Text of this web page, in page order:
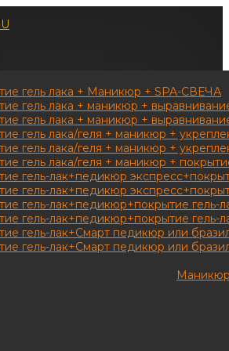
гель лака + Маникюр + SPA-СВЕЧА
гель лака + маникюр +
гель лака + маникюр +
гель лака/геля + маникюр +
гель лака/геля + маникюр +
гель лака/геля + маникюр +
гель-лак+педикюр
гель-лак+педикюр
гель-лак+педикюр+покрытие гель-
гель-лак+педикюр+покрытие гель-
гель-лак+Смарт педикюр или
гель-лак+Смарт педикюр или